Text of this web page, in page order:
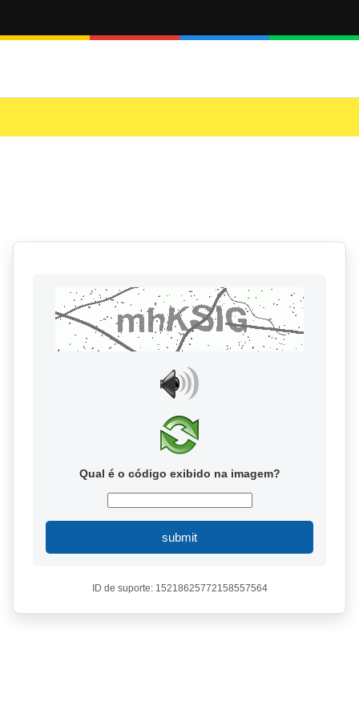
Qual é o código exibido na imagem?
submit
ID de suporte: 15218625772158557564